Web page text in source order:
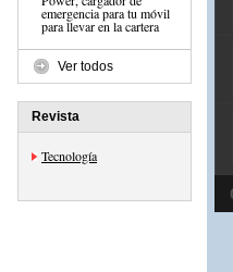
emergencia para tu móvil
para llevar en la cartera
Ver todos
Revista
Tecnología